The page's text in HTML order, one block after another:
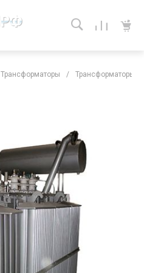
Трансформаторы / Трансформаторы